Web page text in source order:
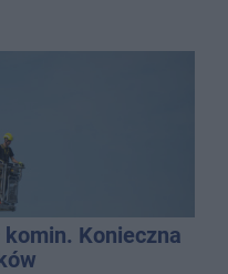
komin. Konieczna